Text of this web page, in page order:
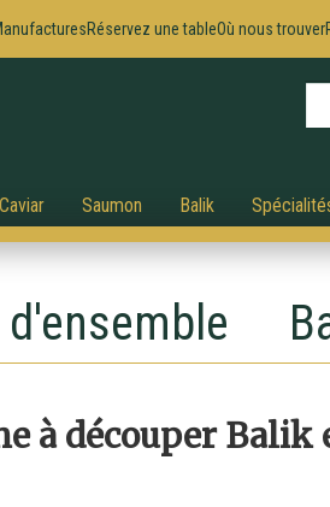
Réservez une tableOù nous trouver
Caviar Saumon Balik
d'ensemble
à découper Balik